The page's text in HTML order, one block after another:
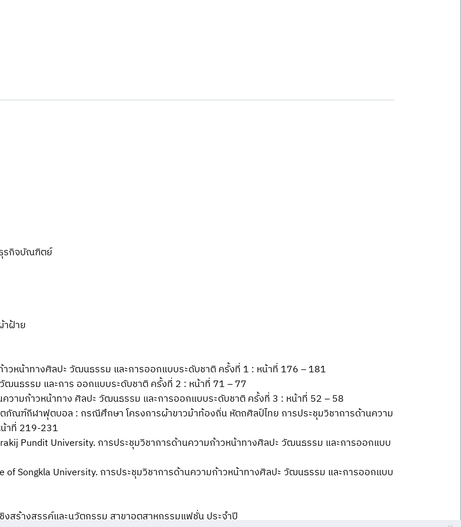
รกิจบัณฑิตย์
ฝ้าย
าวหน้าทางศิลปะ วัฒนธรรม และการออกแบบระดับชาติ ครั้งที่ 1 : หน้าที่ 176 – 181
นธรรม และการ ออกแบบระดับชาติ ครั้งที่ 2 : หน้าที่ 71 – 77
วามก้าวหน้าทาง ศิลปะ วัฒนธรรม และการออกแบบระดับชาติ ครั้งที่ 3 : หน้าที่ 52 – 58
ภัณฑ์กีฬาฟุตบอล : กรณีศึกษา โครงการผ้าขาวม้าท้องถิ่น หัตถศิลป์ไทย การประชุมวิชาการด้านความ
าที่ 219-231
Pundit University. การประชุมวิชาการด้านความก้าวหน้าทางศิลปะ วัฒนธรรม และการออกแบบ
Songkla University. การประชุมวิชาการด้านความก้าวหน้าทางศิลปะ วัฒนธรรม และการออกแบบ
สร้างสรรค์และนวัตกรรม สาขาอุตสาหกรรมแฟชั่น ประจำปี